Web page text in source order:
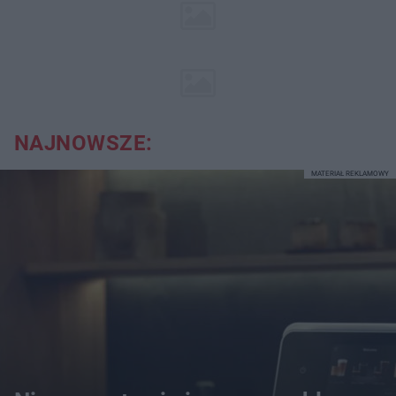
NAJNOWSZE:
MATERIAŁ REKLAMOWY